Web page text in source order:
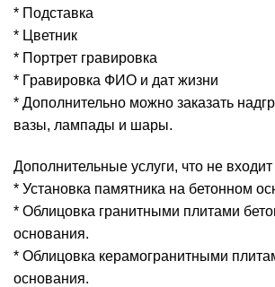
* Подставка
* Цветник
* Портрет гравировка
* Гравировка ФИО и дат жизни
* Дополнительно можно заказать
вазы, лампады и шары.
Дополнительные услуги, что не входит
* Установка памятника на бетонном
* Облицовка гранитными плитами
основания.
* Облицовка керамогранитными
основания.